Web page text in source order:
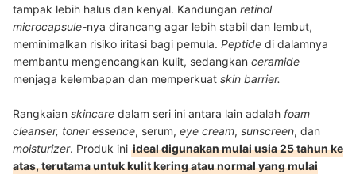
tampak lebih halus dan kenyal. Kandungan retinol
microcapsule-nya dirancang agar lebih stabil dan lembut,
meminimalkan risiko iritasi bagi pemula. Peptide di dalamnya
membantu mengencangkan kulit, sedangkan ceramide
menjaga kelembapan dan memperkuat skin barrier.
Rangkaian skincare dalam seri ini antara lain adalah foam
cleanser, toner essence, serum, eye cream, sunscreen, dan
moisturizer. Produk ini ideal digunakan mulai usia 25 tahun ke
atas, terutama untuk kulit kering atau normal yang mulai